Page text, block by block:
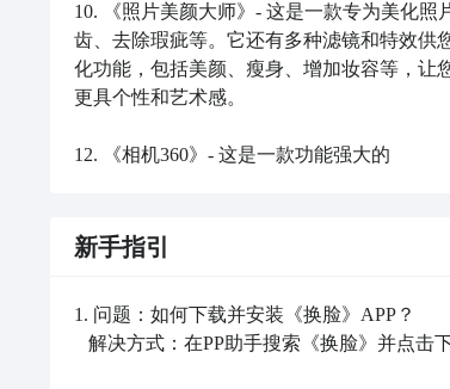
10. 《照片美颜大师》- 这是一款专为美化
齿、去除瑕疵等。它还有多种滤镜和特效供
化功能，包括美颜、瘦身、增加妆容等，让
更具个性和艺术感。
12. 《相机360》- 这是一款功能强大的
新手指引
1. 问题：如何下载并安装《换脸》APP？